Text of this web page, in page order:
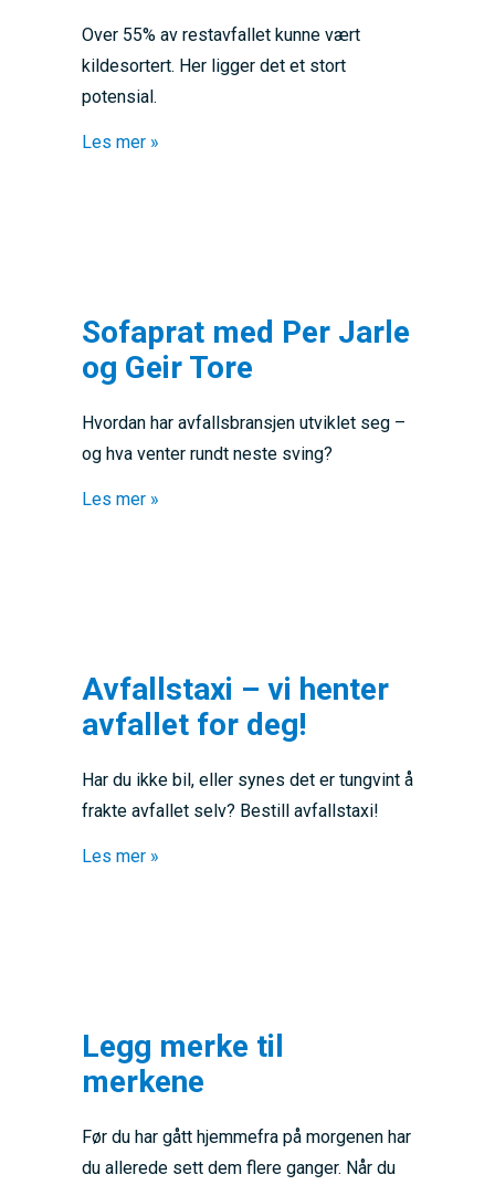
Over 55% av restavfallet kunne vært
kildesortert. Her ligger det et stort
potensial.
Les mer »
Sofaprat med Per Jarle
og Geir Tore
Hvordan har avfallsbransjen utviklet seg –
og hva venter rundt neste sving?
Les mer »
Avfallstaxi – vi henter
avfallet for deg!
Har du ikke bil, eller synes det er tungvint å
frakte avfallet selv? Bestill avfallstaxi!
Les mer »
Legg merke til
merkene
Før du har gått hjemmefra på morgenen har
du allerede sett dem flere ganger. Når du